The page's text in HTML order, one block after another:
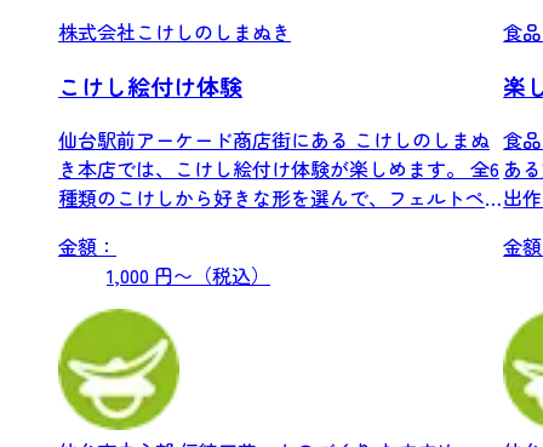
株式会社こけしのしまぬき
こけし絵付け体験
仙台駅前アーケード商店街にある こけしのしまぬ
き本店では、こけし絵付け体験が楽しめます。 全6
種類のこけしから好きな形を選んで、フェルトペ
金額：
1,000 円〜（税込）
食
楽
食
あ
出
金